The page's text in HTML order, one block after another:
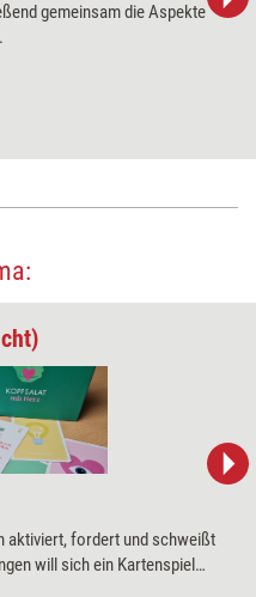
gemeinsam die Aspekte
aktiviert, fordert und schweißt
will sich ein Kartenspiel